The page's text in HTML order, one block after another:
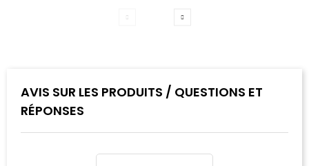
AVIS SUR LES PRODUITS / QUESTIONS ET
RÉPONSES